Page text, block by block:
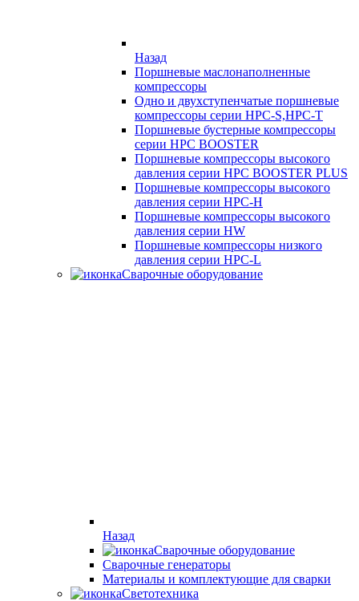
Назад
Поршневые маслонаполненные
компрессоры
Одно и двухступенчатые поршневые
компрессоры серии HPC-S,HPC-T
Поршневые бустерные компрессоры
серии HPC BOOSTER
Поршневые компрессоры высокого
давления серии HPC BOOSTER PLUS
Поршневые компрессоры высокого
давления серии HPC-H
Поршневые компрессоры высокого
давления серии HW
Поршневые компрессоры низкого
давления серии HPC-L
Сварочные оборудование
Назад
Сварочные оборудование
Cварочные генераторы
Материалы и комплектующие для сварки
Светотехника